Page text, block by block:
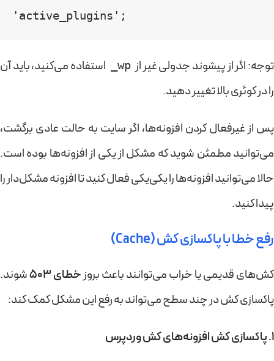
'active_plugins';
توجه: اگر از پیشوند جدولی غیر از wp_
استفاده می‌کنید، باید آن
را در کوئری بالا تغییر دهید.
پس از غیرفعال کردن افزونه‌ها، اگر سایت به حالت عادی برگشت،
می‌توانید مطمئن شوید که مشکل از یکی از افزونه‌ها بوده است.
حالا می‌توانید افزونه‌ها را یکی‌یکی فعال کنید تا افزونه مشکل‌دار را
پیدا کنید.
رفع خطا با پاکسازی کش (Cache)
کش‌های قدیمی یا خراب می‌توانند باعث بروزخطای 503
شوند.
پاکسازی کش در چند سطح می‌تواند به رفع این مشکل کمک کند:
1. پاکسازی کش افزونه‌های کش وردپرس